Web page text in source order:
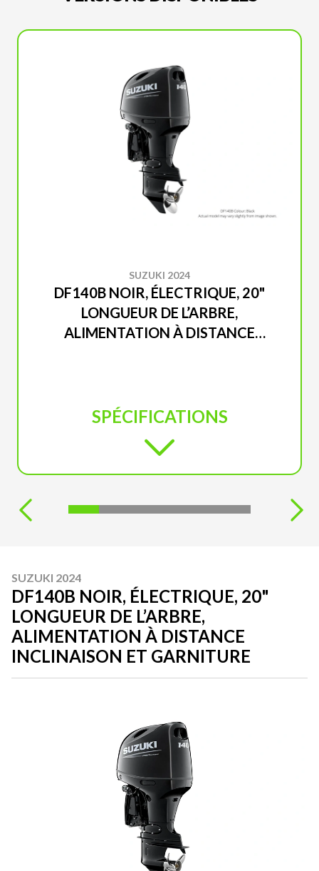
SUZUKI 2024
DF140B NOIR, ÉLECTRIQUE, 20"
LONGUEUR DE L’ARBRE,
ALIMENTATION À DISTANCE
SPÉCIFICATIONS
SUZUKI 2024
DF140B NOIR, ÉLECTRIQUE, 20"
LONGUEUR DE L’ARBRE,
ALIMENTATION À DISTANCE
INCLINAISON ET GARNITURE